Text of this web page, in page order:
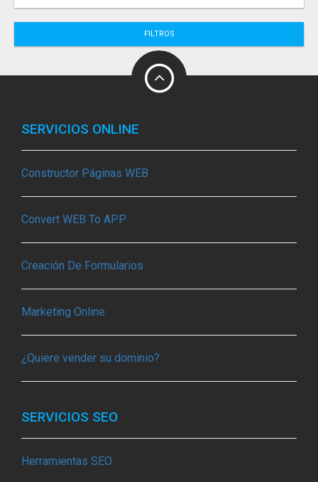
FILTROS
SERVICIOS ONLINE
Constructor Páginas WEB
Convert WEB To APP
Creación De Formularios
Marketing Online
¿Quiere vender su dominio?
SERVICIOS SEO
Herramientas SEO